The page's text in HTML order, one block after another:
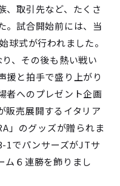
取引先など、たくさ
。試合開始前には、当
式が行われました。
、その後も熱い戦い
援と拍手で盛り上がり
者へのプレゼント企画
販売展開するイタリア
」のグッズが贈られま
1でパンサーズがJTサ
ム６連勝を飾りまし